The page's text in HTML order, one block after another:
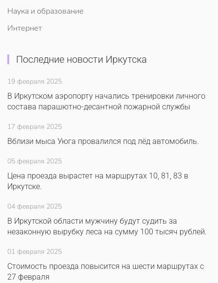
Наука и образование
Интернет
Последние новости Иркутска
19 февраля 2025
В Иркутском аэропорту начались тренировки личного
состава парашютно-десантной пожарной службы
17 февраля 2025
Вблизи мыса Уюга провалился под лёд автомобиль.
05 февраля 2025
Цена проезда вырастет на маршрутах 10, 81, 83 в
Иркутске.
04 февраля 2025
В Иркутской области мужчину будут судить за
незаконную вырубку леса на сумму 100 тысяч рублей.
01 февраля 2025
Стоимость проезда повысится на шести маршрутах с
27 февраля